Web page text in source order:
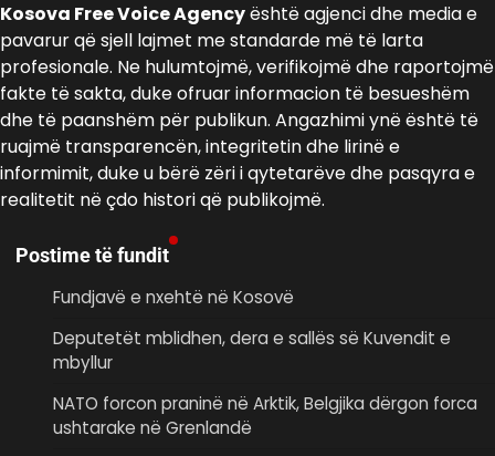
Kosova Free Voice Agencyështë agjenci dhe media e
pavarur që sjell lajmet me standarde më të larta
profesionale. Ne hulumtojmë, verifikojmë dhe raportojmë
fakte të sakta, duke ofruar informacion të besueshëm
dhe të paanshëm për publikun. Angazhimi ynë është të
ruajmë transparencën, integritetin dhe lirinë e
informimit, duke u bërë zëri i qytetarëve dhe pasqyra e
realitetit në çdo histori që publikojmë.
Postime të fundit
Fundjavë e nxehtë në Kosovë
Deputetët mblidhen, dera e sallës së Kuvendit e
mbyllur
NATO forcon praninë në Arktik, Belgjika dërgon forca
ushtarake në Grenlandë